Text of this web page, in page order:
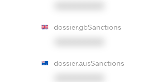
dossier.gbSanctions
dossier.ausSanctions